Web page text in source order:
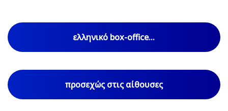
ελληνικό box-office...
προσεχώς στις αίθουσες